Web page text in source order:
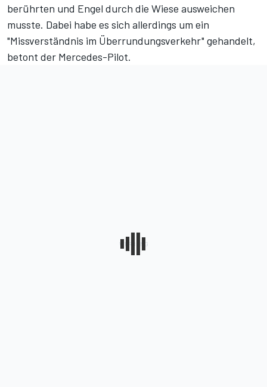
berührten und Engel durch die Wiese ausweichen
musste. Dabei habe es sich allerdings um ein
"Missverständnis im Überrundungsverkehr" gehandelt,
betont der Mercedes-Pilot.